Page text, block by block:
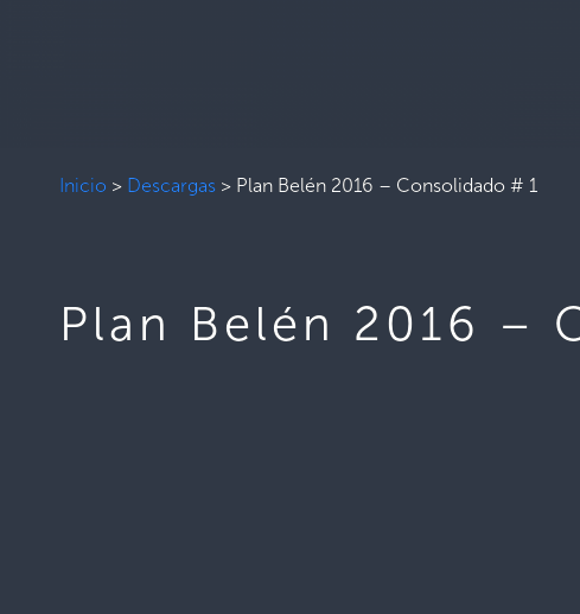
Inicio > Descargas > Plan Belén 2016 – Consolidado # 1
Plan Belén 2016 –